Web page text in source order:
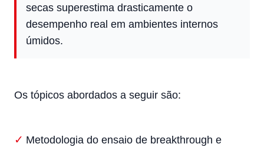
secas superestima drasticamente o
desempenho real em ambientes internos
úmidos.
Os tópicos abordados a seguir são:
Metodologia do ensaio de breakthrough e